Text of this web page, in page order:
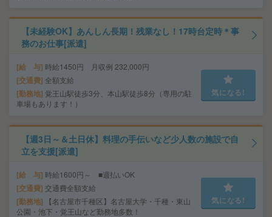
【未経験OK】あんしん長期！残業なし！17時台定時＊事
務のお仕事[派遣]
給 与 時給1450円 月収例 232,000円
交通費 全額支給
勤務地 覚王山駅徒歩3分、本山駅徒歩8分（専用の駐
車場もあります！）
気になる!
【週3日～＆土日休】料理の手伝いなど少人数の施設で自
立を支援[派遣]
給 与 時給1600円～ ■週払いOK
交通費 交通費全額支給
勤務地
【名古屋市千種区】名古屋大学・千種・東山
公園・池下・覚王山など勤務地多数！
気になる!